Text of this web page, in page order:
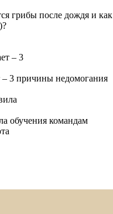
грибы после дождя и как
– 3 причины недомогания
обучения командам